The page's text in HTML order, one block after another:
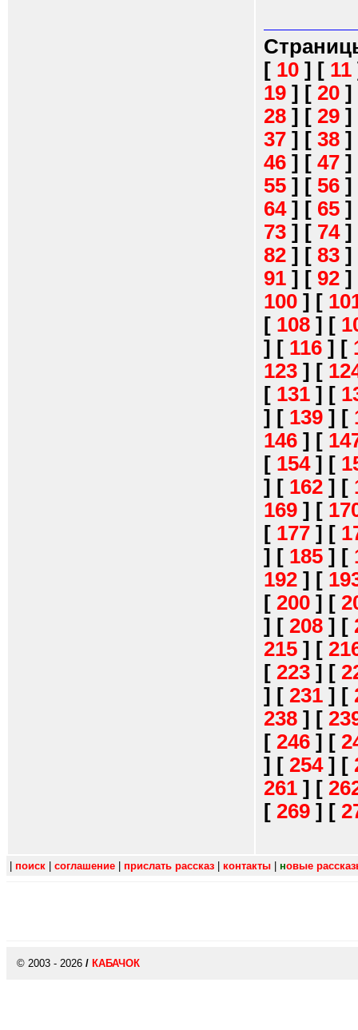
[ 10 ] [ 11
19 ] [ 20 ]
28 ] [ 29 ]
37 ] [ 38 ]
46 ] [ 47 ]
55 ] [ 56 ]
64] [ 65 ]
73 ] [ 74]
82 ] [ 83 ]
91 ] [ 92 ]
100 ] [
[ 108 ] [
] [ 116 ] [
123 ] [
[ 131 ] [
] [ 139 ] [
146 ] [
[ 154] [
] [ 162 ] [
169 ] [
[ 177 ] [
] [ 185 ] [
192 ] [
[ 200 ] [
] [ 208 ] [
215 ] [
[ 223 ] [
] [ 231 ] [
238 ] [
[ 246 ] [
] [ 254] [
261 ] [
[ 269 ] [
поиск соглашение прислать рассказ контакты новые
© 2003 - 2026 / КАБАЧОК